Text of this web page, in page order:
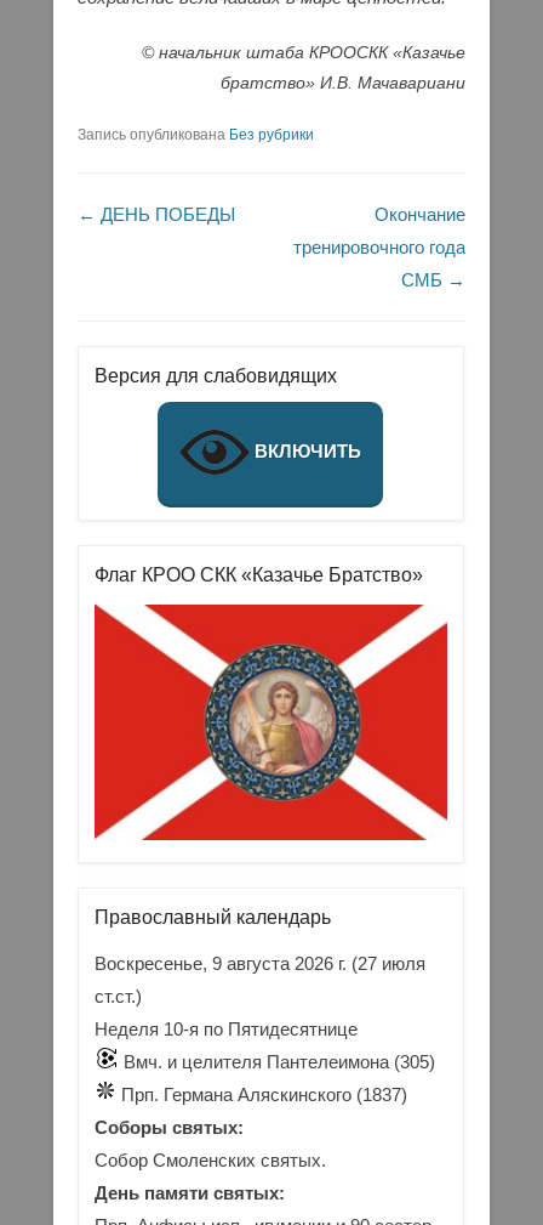
© начальник штаба КРООСКК «Казачье
братство» И.В. Мачавариани
Запись опубликована Без рубрики
Навигация по записям
← ДЕНЬ ПОБЕДЫ
Окончание
тренировочного года
СМБ →
Версия для слабовидящих
ВКЛЮЧИТЬ
Флаг КРОО СКК «Казачье Братство»
Православный календарь
Воскресенье, 9 августа 2026 г. (27 июля
ст.ст.)
Неделя 10-я по Пятидесятнице
Вмч. и целителя Пантелеимона (305)
Прп. Германа Аляскинского (1837)
Соборы святых:
Собор Смоленских святых.
День памяти святых: